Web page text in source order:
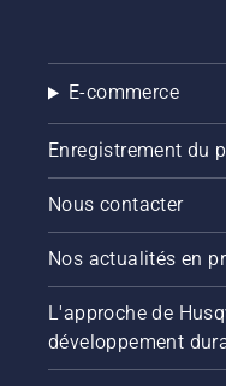
E-commerce
Enregistrement du
Nous contacter
Nos actualités en
L'approche de
développement